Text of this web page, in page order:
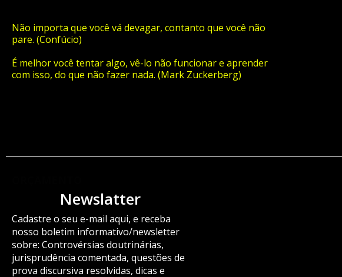
Não importa que você vá devagar, contanto que você não
pare. (Confúcio)
É melhor você tentar algo, vê-lo não funcionar e aprender
com isso, do que não fazer nada. (Mark Zuckerberg)
Newslatter
Cadastre o seu e-mail aqui, e receba
nosso boletim informativo/newsletter
sobre: Controvérsias doutrinárias,
jurisprudência comentada, questões de
prova discursiva resolvidas, dicas e